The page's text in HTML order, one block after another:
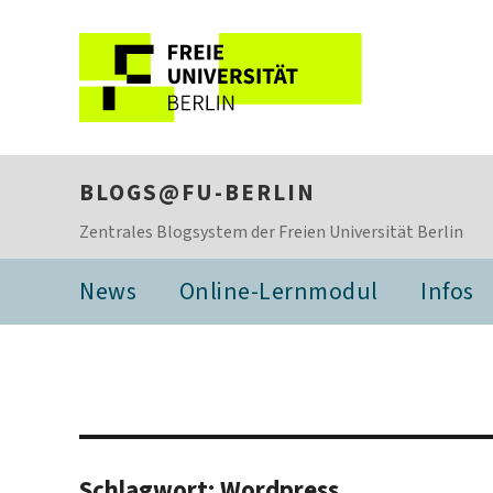
BLOGS@FU-BERLIN
Zentrales Blogsystem der Freien Universität Berlin
News Online-Lernmodul Infos